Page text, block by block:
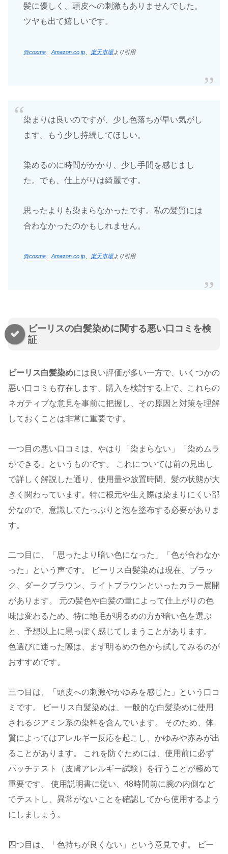
髪に優しく、頭皮への刺激もありませんでした。
ツヤも出て嬉しいです。
@cosme、 Amazon.co.jp、 楽天市場より引用
染まりは良いのですが、少し色落ちが早い気がし
ます。もう少し持続してほしい。
染めるのに時間がかかり、少し手間を感じまし
た。でも、仕上がりは綺麗です。
思ったよりも染まらなかったです。私の髪質には
合わなかったのかもしれません。
@cosme、Amazon.co.jp、 楽天市場より引用
ビーリスの白髪染めに関する悪い口コミを検
証
ビーリス白髪染めには良い評価が多い一方で、いくつかの
悪い口コミも存在します。購入を検討する上で、これらの
ネガティブな意見を事前に把握し、その原因と対策を理解
しておくことは非常に重要です。
一つ目の悪い口コミは、やはり「染まらない」「染めムラ
ができる」というものです。 これについては前の見出し
で詳しく解説した通り、使用量や放置時間、髪の状態が大
きく関わっています。特に根元や生え際は染まりにくい部
分なので、意識してたっぷりと泡を塗布する必要がありま
す。
二つ目に、「思ったより暗い色になった」「色が合わなか
った」という声です。 ビーリス白髪染めは現在、ブラッ
ク、ダークブラウン、ライトブラウンといったカラー展開
があります。 元の髪色や白髪の量によって仕上がりの色
味は変わるため、特に地毛が明るめの方が暗い色を選ぶ
と、予想以上に黒っぽく感じてしまうことがあります。
色選びに迷った際は、まず明るめの色から試してみるのが
おすすめです。
三つ目は、「頭皮への刺激やかゆみを感じた」という口コ
ミです。 ビーリス白髪染めは、一般的な白髪染めに使用
されるジアミン系の染料を含んでいます。 そのため、体
質によってはアレルギー反応を起こし、かゆみや赤みが出
ることがあります。 これを防ぐためには、使用前に必ず
パッチテスト（皮膚アレルギー試験）を行うことが極めて
重要です。 使用説明書に従い、48時間前に腕の内側など
でテストし、異常がないことを確認してから使用するよう
にしましょう。
四つ目は、「色持ちが良くない」という意見です。 ビー